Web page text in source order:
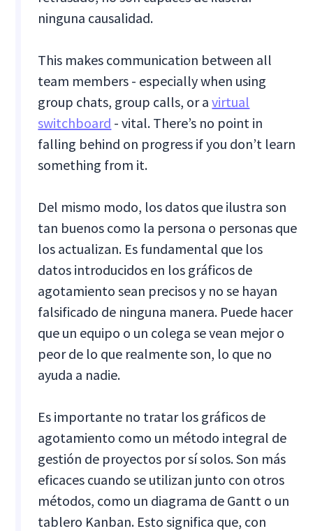
ninguna causalidad.
This makes communication between all
team members - especially when using
group chats, group calls, or avirtual
switchboard - vital. There’s no point in
falling behind on progress if you don’t learn
something from it.
Del mismo modo, los datos que ilustra son
tan buenos como la persona o personas que
los actualizan. Es fundamental que los
datos introducidos en los gráficos de
agotamiento sean precisos y no se hayan
falsificado de ninguna manera. Puede hacer
que un equipo o un colega se vean mejor o
peor de lo que realmente son, lo que no
ayuda a nadie.
Es importante no tratar los gráficos de
agotamiento como un método integral de
gestión de proyectos por sí solos. Son más
eficaces cuando se utilizan junto con otros
métodos, como un diagrama de Gantt o un
tablero Kanban. Esto significa que, con